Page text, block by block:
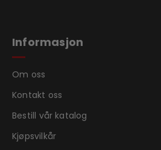
Informasjon
Om oss
Kontakt oss
Bestill vår katalog
Kjøpsvilkår